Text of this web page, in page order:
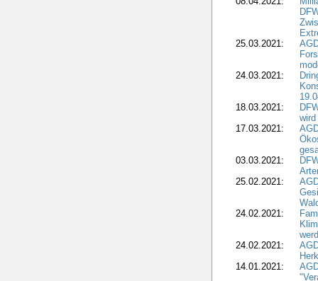
25.03.2021:
24.03.2021:
18.03.2021:
17.03.2021:
03.03.2021:
25.02.2021:
24.02.2021:
24.02.2021:
14.01.2021: